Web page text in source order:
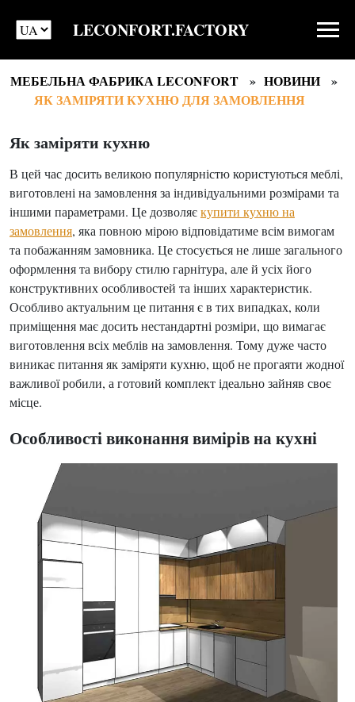
LECONFORT.FACTORY
МЕБЕЛЬНА ФАБРИКА LECONFORT
НОВИНИ
ЯК ЗАМІРЯТИ КУХНЮ ДЛЯ ЗАМОВЛЕННЯ
Як заміряти кухню
В цей час досить великою популярністю користуються меблі,
виготовлені на замовлення за індивідуальними розмірами та
іншими параметрами. Це дозволяєкупити кухню на
замовлення, яка повною мірою відповідатиме всім вимогам
та побажанням замовника. Це стосується не лише загального
оформлення та вибору стилю гарнітура, але й усіх його
конструктивних особливостей та інших характеристик.
Особливо актуальним це питання є в тих випадках, коли
приміщення має досить нестандартні розміри, що вимагає
виготовлення всіх меблів на замовлення. Тому дуже часто
виникає питання як заміряти кухню, щоб не прогаяти жодної
важливої ​​робили, а готовий комплект ідеально зайняв своє
місце.
Особливості виконання вимірів на кухні